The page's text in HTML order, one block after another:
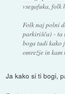
vsegafuka, folk
Folk naj polni
parkirišča) - ta
boga tudi kako
omrežje in
Ja kako si ti bogi,